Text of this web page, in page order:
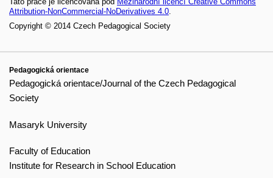
Attribution-NonCommercial-NoDerivatives 4.0.
Copyright © 2014 Czech Pedagogical Society
Pedagogická orientace
Pedagogická orientace/Journal of the Czech Pedagogical
Society
Masaryk University
Faculty of Education
Institute for Research in School Education